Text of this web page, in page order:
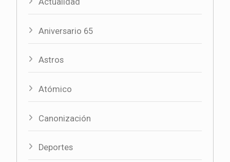
Aniversario 65
Astros
Atómico
Canonización
Deportes